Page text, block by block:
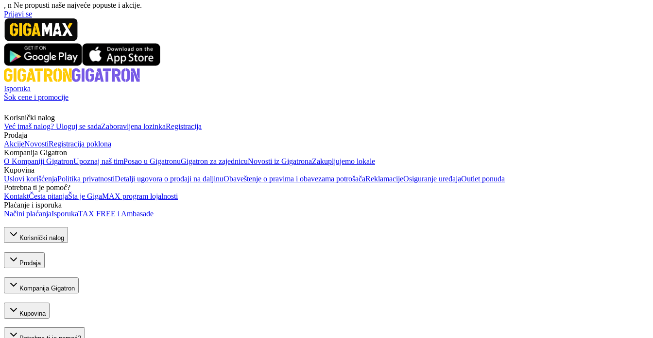
, n Ne propusti naše najveće popuste i akcije.
Prijavi se
Isporuka
Šok cene i promocije
Korisnički nalog
Već imaš nalog? Uloguj se sadaZaboravljena lozinkaRegistracija
Prodaja
AkcijeNovostiRegistracija poklona
Kompanija Gigatron
O Kompaniji GigatronUpoznaj naš timPosao u GigatronuGigatron za zajednicuNovosti iz GigatronaZakupljujemo lokale
Kupovina
Uslovi korišćenjaPolitika privatnostiDetalji ugovora o prodaji na daljinuObaveštenje o pravima i obavezama potrošačaReklamacijeOsiguranje uređajaOutlet ponuda
Potrebna ti je pomoć?
KontaktČesta pitanjaŠta je GigaMAX program lojalnosti
Plaćanje i isporuka
Načini plaćanjaIsporukaTAX FREE i Ambasade
Korisnički nalog
Prodaja
Kompanija Gigatron
Kupovina